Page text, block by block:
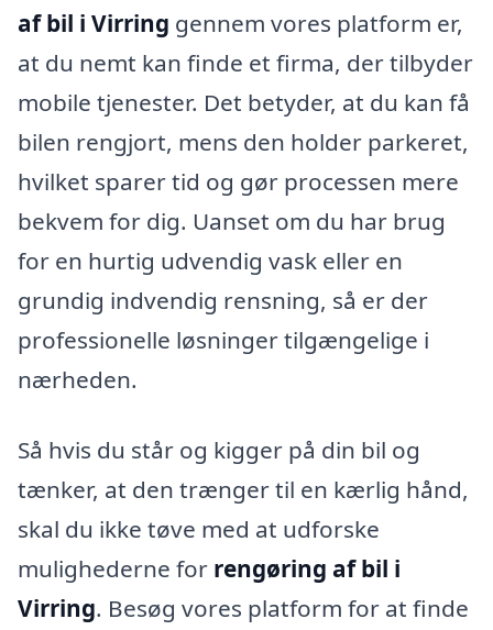
af bil i Virring gennem vores platform er,
at du nemt kan finde et firma, der tilbyder
mobile tjenester. Det betyder, at du kan få
bilen rengjort, mens den holder parkeret,
hvilket sparer tid og gør processen mere
bekvem for dig. Uanset om du har brug
for en hurtig udvendig vask eller en
grundig indvendig rensning, så er der
professionelle løsninger tilgængelige i
nærheden.
Så hvis du står og kigger på din bil og
tænker, at den trænger til en kærlig hånd,
skal du ikke tøve med at udforske
mulighederne for rengøring af bil i
Virring. Besøg vores platform for at finde